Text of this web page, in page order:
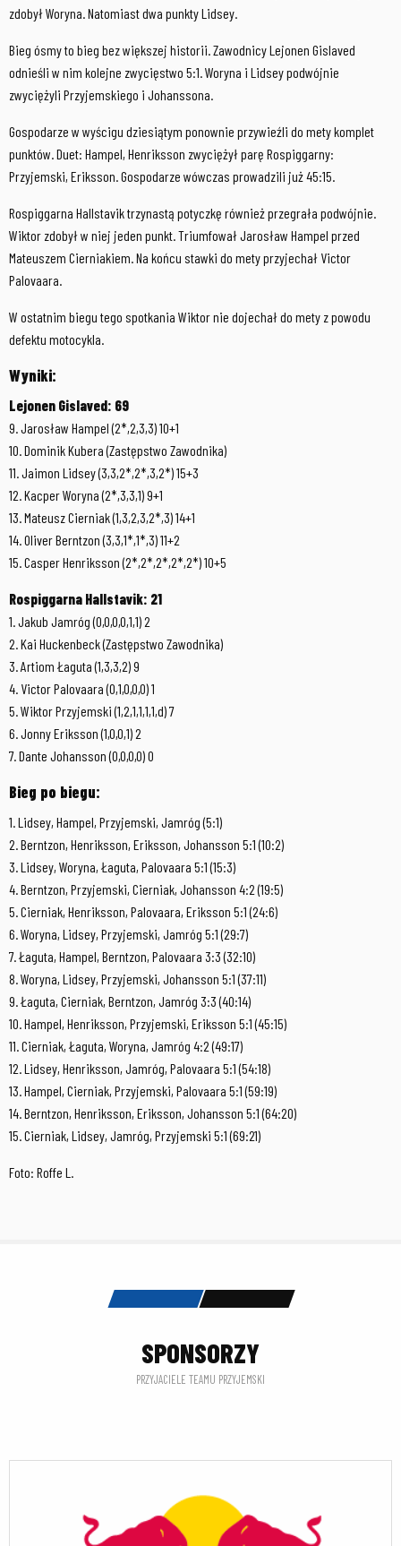
zdobył Woryna. Natomiast dwa punkty Lidsey.
Bieg ósmy to bieg bez większej historii. Zawodnicy Lejonen Gislaved
odnieśli w nim kolejne zwycięstwo 5:1. Woryna i Lidsey podwójnie
zwyciężyli Przyjemskiego i Johanssona.
Gospodarze w wyścigu dziesiątym ponownie przywieźli do mety komplet
punktów. Duet: Hampel, Henriksson zwyciężył parę Rospiggarny:
Przyjemski, Eriksson. Gospodarze wówczas prowadzili już 45:15.
Rospiggarna Hallstavik trzynastą potyczkę również przegrała podwójnie.
Wiktor zdobył w niej jeden punkt. Triumfował Jarosław Hampel przed
Mateuszem Cierniakiem. Na końcu stawki do mety przyjechał Victor
Palovaara.
W ostatnim biegu tego spotkania Wiktor nie dojechał do mety z powodu
defektu motocykla.
Wyniki:
Lejonen Gislaved: 69
9. Jarosław Hampel (2*,2,3,3) 10+1
10. Dominik Kubera (Zastępstwo Zawodnika)
11. Jaimon Lidsey (3,3,2*,2*,3,2*) 15+3
12. Kacper Woryna (2*,3,3,1) 9+1
13. Mateusz Cierniak (1,3,2,3,2*,3) 14+1
14. Oliver Berntzon (3,3,1*,1*,3) 11+2
15. Casper Henriksson (2*,2*,2*,2*,2*) 10+5
Rospiggarna Hallstavik: 21
1. Jakub Jamróg (0,0,0,0,1,1) 2
2. Kai Huckenbeck (Zastępstwo Zawodnika)
3. Artiom Łaguta (1,3,3,2) 9
4. Victor Palovaara (0,1,0,0,0) 1
5. Wiktor Przyjemski (1,2,1,1,1,1,d) 7
6. Jonny Eriksson (1,0,0,1) 2
7. Dante Johansson (0,0,0,0) 0
Bieg po biegu:
1. Lidsey, Hampel, Przyjemski, Jamróg (5:1)
2. Berntzon, Henriksson, Eriksson, Johansson 5:1 (10:2)
3. Lidsey, Woryna, Łaguta, Palovaara 5:1 (15:3)
4. Berntzon, Przyjemski, Cierniak, Johansson 4:2 (19:5)
5. Cierniak, Henriksson, Palovaara, Eriksson 5:1 (24:6)
6. Woryna, Lidsey, Przyjemski, Jamróg 5:1 (29:7)
7. Łaguta, Hampel, Berntzon, Palovaara 3:3 (32:10)
8. Woryna, Lidsey, Przyjemski, Johansson 5:1 (37:11)
9. Łaguta, Cierniak, Berntzon, Jamróg 3:3 (40:14)
10. Hampel, Henriksson, Przyjemski, Eriksson 5:1 (45:15)
11. Cierniak, Łaguta, Woryna, Jamróg 4:2 (49:17)
12. Lidsey, Henriksson, Jamróg, Palovaara 5:1 (54:18)
13. Hampel, Cierniak, Przyjemski, Palovaara 5:1 (59:19)
14. Berntzon, Henriksson, Eriksson, Johansson 5:1 (64:20)
15. Cierniak, Lidsey, Jamróg, Przyjemski 5:1 (69:21)
Foto: Roffe L.
SPONSORZY
PRZYJACIELE TEAMU PRZYJEMSKI